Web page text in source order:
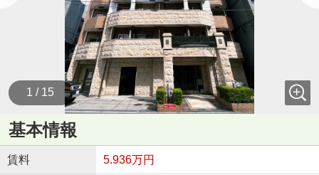
1 / 15
基本情報
賃料 5.936万円